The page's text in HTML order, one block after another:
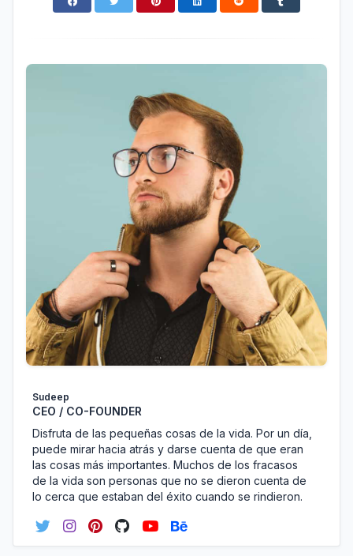
Sudeep
CEO / CO-FOUNDER
Disfruta de las pequeñas cosas de la vida. Por un día,
puede mirar hacia atrás y darse cuenta de que eran
las cosas más importantes. Muchos de los fracasos
de la vida son personas que no se dieron cuenta de
lo cerca que estaban del éxito cuando se rindieron.